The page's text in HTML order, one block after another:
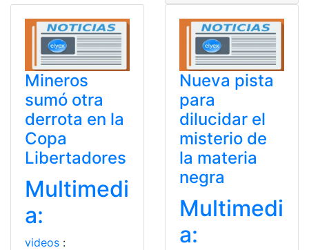
Mineros
sumó otra
derrota en la
Copa
Libertadores
Multimedi
a:
videos :
Nueva pista
para
dilucidar el
misterio de
la materia
negra
Multimedi
a: